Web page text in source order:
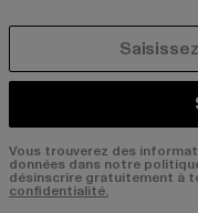
Vous trouverez des
données dans notre
désinscrire gratuitement à
confidentialité.